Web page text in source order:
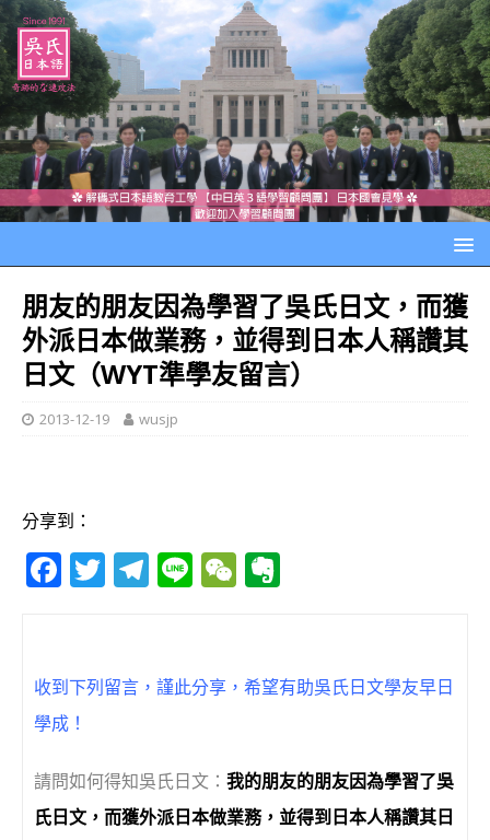
朋友的朋友因為學習了吳氏日文，而獲
外派日本做業務，並得到日本人稱讚其
日文（WYT準學友留言）
2013-12-19 wusjp
分享到：
F
e
b
o
o
k
T
te
r
T
g
ra
Li W
h
at
r
n
te
收到下列留言，謹此分享，希望有助吳氏日文學友早日
學成！
請問如何得知吳氏日文： 我的朋友的朋友因為學習了吳
氏日文，而獲外派日本做業務，並得到日本人稱讚其日